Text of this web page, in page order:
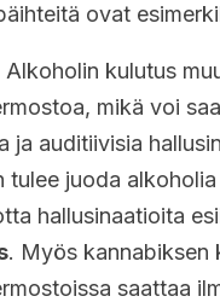
ovat
Alkoholin kulutus
mikä voi
ja auditiivisia
tulee juoda alkoholia
hallusinaatioita
. Myös kannabiksen
saattaa